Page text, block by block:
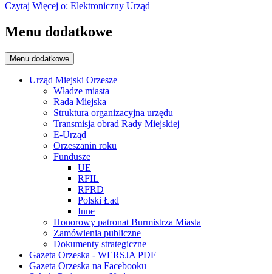
Czytaj Więcej o: Elektroniczny Urząd
Menu dodatkowe
Menu dodatkowe
Urząd Miejski Orzesze
Władze miasta
Rada Miejska
Struktura organizacyjna urzędu
Transmisja obrad Rady Miejskiej
E-Urząd
Orzeszanin roku
Fundusze
UE
RFIL
RFRD
Polski Ład
Inne
Honorowy patronat Burmistrza Miasta
Zamówienia publiczne
Dokumenty strategiczne
Gazeta Orzeska - WERSJA PDF
Gazeta Orzeska na Facebooku